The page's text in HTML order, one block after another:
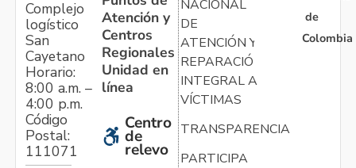
Complejo
logístico
San
Cayetano
Horario:
8:00 a.m. –
4:00 p.m.
Código
Postal:
111071
Atención y
Centros
Regionales
Unidad en
línea
Centro
de
relevo
NACIONAL
DE
ATENCIÓN Y
REPARACIÓN
INTEGRAL A
VÍCTIMAS
TRANSPARENCIA
PARTICIPA
de
Colombia